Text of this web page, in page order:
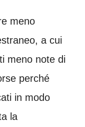
meno
a cui
meno note di
perché
in modo
la